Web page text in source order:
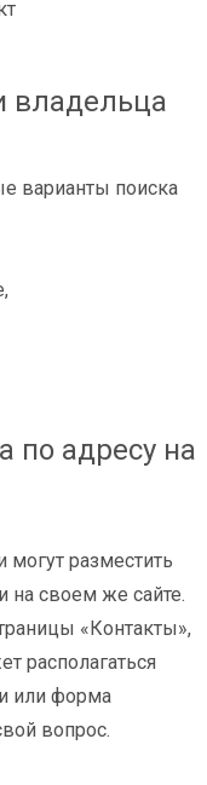
владельца
варианты поиска
по адресу на
разместить
на своем же сайте.
«Контакты»,
располагаться
или форма
вопрос.